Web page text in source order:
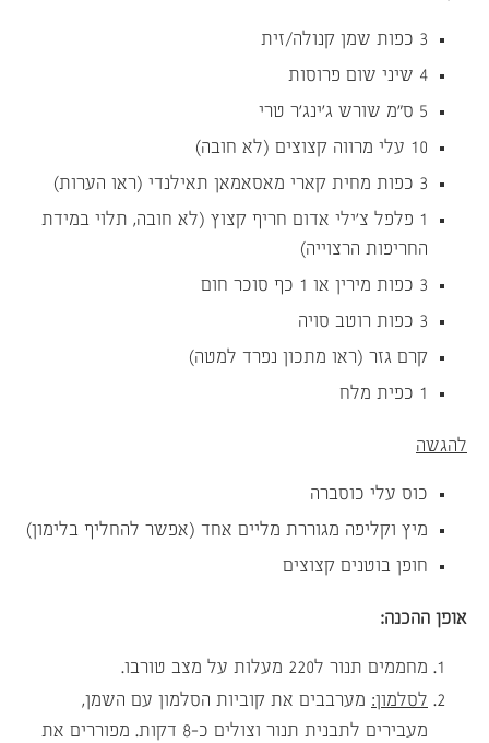
3 כפות שמן קנולה/זית
4 שיני שום פרוסות
5 ס”מ שורש ג’ינג’ר טרי
10 עלי מרווה קצוצים (לא חובה)
3 כפות מחית קארי מאסאמאן תאילנדי (ראו הערות)
1 פלפל צ’ילי אדום חריף קצוץ (לא חובה, תלוי במידת
החריפות הרצוייה)
3 כפות מירין או 1 כף סוכר חום
3 כפות רוטב סויה
קרם גזר (ראו מתכון נפרד למטה)
1 כפית מלח
להגשה
כוס עלי כוסברה
מיץ וקליפה מגוררת מליים אחד (אפשר להחליף בלימון)
חופן בוטנים קצוצים
אופן ההכנה:
מחממים תנור ל220 מעלות על מצב טורבו.
לסלמון: מערבבים את קוביות הסלמון עם השמן,
מעבירים לתבנית תנור וצולים כ-8 דקות. מפוררים את